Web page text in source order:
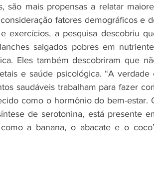
são mais propensas a relatar
fatores demográficos e
exercícios, a pesquisa descobriu
salgados pobres em
Eles também descobriram que
e saúde psicológica. “A verdade
saudáveis trabalham para fazer
como o hormônio do bem-estar.
de serotonina, está presente
a banana, o abacate e o